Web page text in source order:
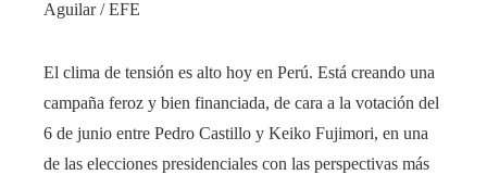
Aguilar / EFE
El clima de tensión es alto hoy en Perú. Está creando una
campaña feroz y bien financiada, de cara a la votación del
6 de junio entre Pedro Castillo y Keiko Fujimori, en una
de las elecciones presidenciales con las perspectivas más